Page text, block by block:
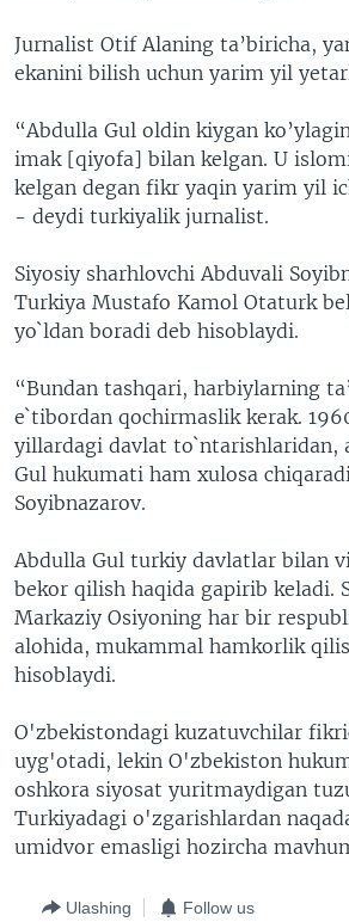
Jurnalist Otif Alaning ta’biricha,
ekanini bilish uchun yarim yil
“Abdulla Gul oldin kiygan
imak [qiyofa] bilan kelgan. U
kelgan degan fikr yaqin yarim yil
- deydi turkiyalik jurnalist.
Siyosiy sharhlovchi Abduvali
Turkiya Mustafo Kamol Otaturk
yo`ldan boradi deb hisoblaydi.
“Bundan tashqari, harbiylarning
e`tibordan qochirmaslik kerak.
yillardagi davlat to`ntarishlaridan,
Gul hukumati ham xulosa
Soyibnazarov.
Abdulla Gul turkiy davlatlar bilan
bekor qilish haqida gapirib keladi.
Markaziy Osiyoning har bir
alohida, mukammal hamkorlik
hisoblaydi.
O'zbekistondagi kuzatuvchilar
uyg'otadi, lekin O'zbekiston
oshkora siyosat yuritmaydigan
Turkiyadagi o'zgarishlardan
umidvor emasligi hozircha
Ulashing Follow us